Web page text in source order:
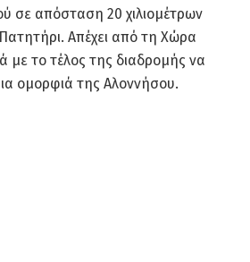
σε απόσταση 20 χιλιομέτρων
Απέχει από τη Χώρα
με το τέλος της διαδρομής να
ομορφιά της Αλοννήσου.